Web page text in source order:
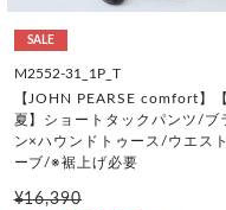
SALE
M2552-31_1P_T
【JOHN PEARSE comfort】
夏】ショートタックパンツ/ブ
ン×ハウンドトゥース/ウエス
ーブ/※裾上げ必要
¥16,390